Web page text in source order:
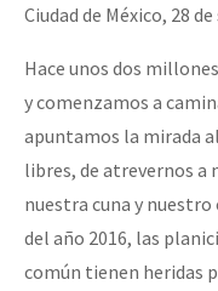
Ciudad de México, 28
Hace unos dos
y comenzamos a
apuntamos la mirada
libres, de atrevernos a
nuestra cuna y
del año 2016, las
común tienen heridas